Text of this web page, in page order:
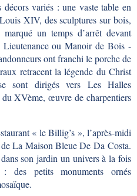
variés : une vaste table en
XIV, des sculptures sur bois,
un temps d’arrêt devant
Lieutenance ou Manoir de Bois -
ont franchi le porche de
retracent la légende du Christ
sont dirigés vers Les Halles
XVème, œuvre de charpentiers
« le Billig’s », l’après-midi
La Maison Bleue De Da Costa.
son jardin un univers à la fois
des petits monuments ornés